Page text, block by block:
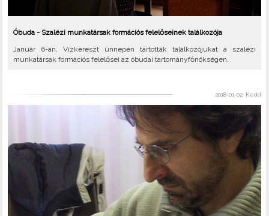
Óbuda - Szalézi munkatársak formációs felelőseinek találkozója
Január 6-án, Vízkereszt ünnepén tartották találkozójukat a szalézi
munkatársak formációs felelősei az óbudai tartományfőnökségen.
2018-01-02, Kedd